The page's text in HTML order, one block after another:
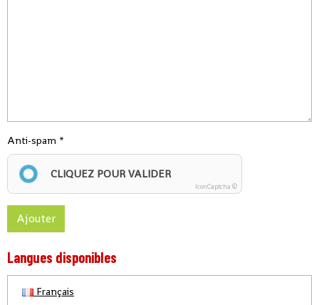
Anti-spam
CLIQUEZ POUR VALIDER
IconCaptcha ©
Ajouter
Langues disponibles
Français